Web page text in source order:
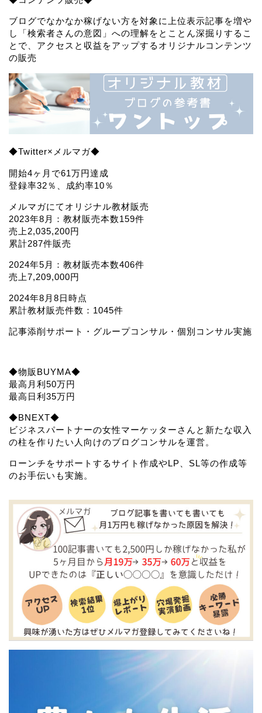
ブログでなかなか稼げない方を対象に上位表示記事を増や
し「検索者さんの意図」への理解をとことん深掘りするこ
とで、アクセスと収益をアップするオリジナルコンテンツ
の販売
◆Twitter×メルマガ◆
開始4ヶ月で61万円達成
登録率32％、成約率10％
メルマガにてオリジナル教材販売
2023年8月：教材販売本数159件
売上2,035,200円
累計287件販売
2024年5月：教材販売本数406件
売上7,209,000円
2024年8月8日時点
累計教材販売件数：1045件
記事添削サポート・グループコンサル・個別コンサル実施
◆物販BUYMA◆
最高月利50万円
最高日利35万円
◆BNEXT◆
ビジネスパートナーの女性マーケッターさんと新たな収入
の柱を作りたい人向けのブログコンサルを運営。
ローンチをサポートするサイト作成やLP、SL等の作成等
のお手伝いも実施。